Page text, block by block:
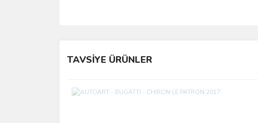
TAVSİYE ÜRÜNLER